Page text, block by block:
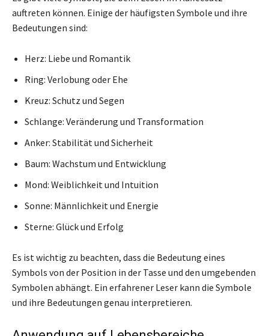
auftreten können. Einige der häufigsten Symbole und ihre
Bedeutungen sind:
Herz: Liebe und Romantik
Ring: Verlobung oder Ehe
Kreuz: Schutz und Segen
Schlange: Veränderung und Transformation
Anker: Stabilität und Sicherheit
Baum: Wachstum und Entwicklung
Mond: Weiblichkeit und Intuition
Sonne: Männlichkeit und Energie
Sterne: Glück und Erfolg
Es ist wichtig zu beachten, dass die Bedeutung eines
Symbols von der Position in der Tasse und den umgebenden
Symbolen abhängt. Ein erfahrener Leser kann die Symbole
und ihre Bedeutungen genau interpretieren.